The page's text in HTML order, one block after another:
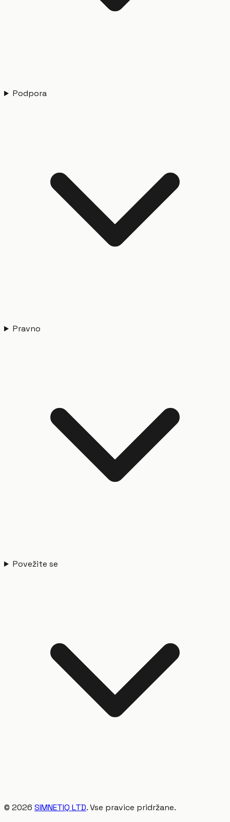
Podpora
Pravno
Povežite se
© 2026 SIMNETIQ LTD. Vse pravice pridržane.